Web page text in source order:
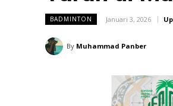
BADMINTON Januari 3, 2026
By Muhammad Panber